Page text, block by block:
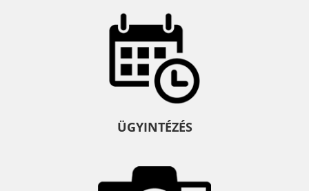
ÜGYINTÉZÉS